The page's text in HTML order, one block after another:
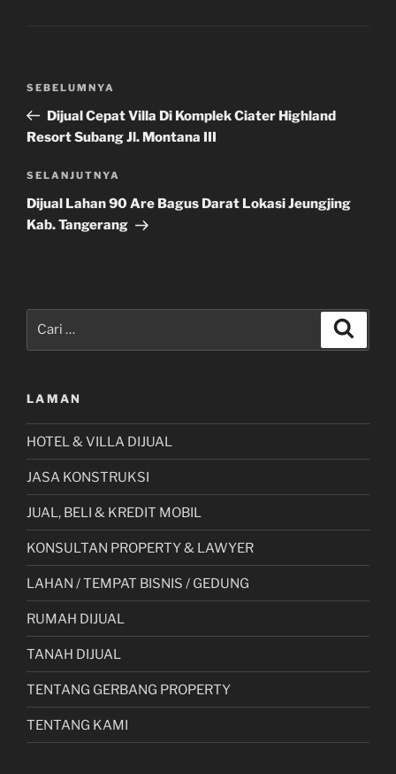
Pos
Sebelumnya
SEBELUMNYA
Dijual Cepat Villa Di Komplek Ciater Highland
Resort Subang Jl. Montana III
Pos
Selanjutnya
SELANJUTNYA
Dijual Lahan 90 Are Bagus Darat Lokasi Jeungjing
Kab. Tangerang
LAMAN
HOTEL & VILLA DIJUAL
JASA KONSTRUKSI
JUAL, BELI & KREDIT MOBIL
KONSULTAN PROPERTY & LAWYER
LAHAN / TEMPAT BISNIS / GEDUNG
RUMAH DIJUAL
TANAH DIJUAL
TENTANG GERBANG PROPERTY
TENTANG KAMI